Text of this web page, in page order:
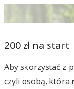
200 zł na start
Aby skorzystać z
czyli osobą, która